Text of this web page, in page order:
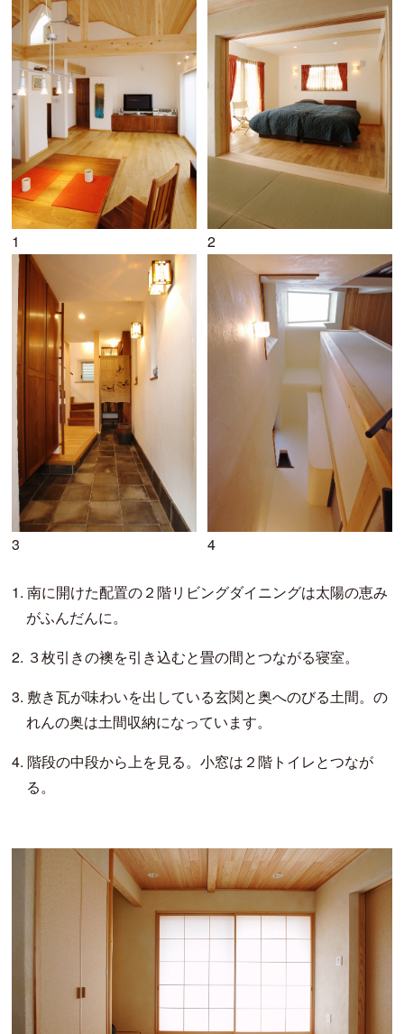
1 2
3 4
1. 南に開けた配置の２階リビングダイニングは太陽の恵み
がふんだんに。
2. ３枚引きの襖を引き込むと畳の間とつながる寝室。
3. 敷き瓦が味わいを出している玄関と奥へのびる土間。の
れんの奥は土間収納になっています。
4. 階段の中段から上を見る。小窓は２階トイレとつなが
る。